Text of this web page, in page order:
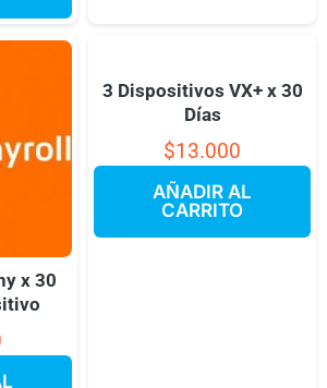
x 30
3 Dispositivos VX+ x 30
Días
$13.000
AÑADIR AL
CARRITO